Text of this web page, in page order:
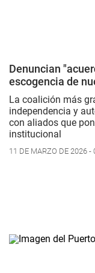
Denuncian
escogencia de
La coalición más
independencia y
con aliados que
institucional
11 DE MARZO DE 2026 -